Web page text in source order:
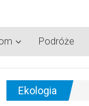
Podróże
Ekologia